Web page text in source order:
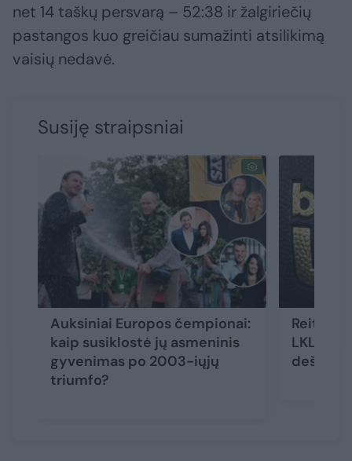
net 14 taškų persvarą – 52:38 ir žalgiriečių
pastangos kuo greičiau sumažinti atsilikimą
vaisių nedavė.
Susiję straipsniai
Auksiniai Europos čempionai:
kaip susiklostė jų asmeninis
gyvenimas po 2003-iųjų
triumfo?
LKL liko